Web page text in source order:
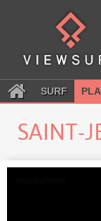
SURF
SAINT-